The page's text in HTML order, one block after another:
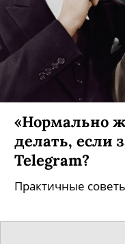
«Нормально
делать, если
Telegram?
Практичные